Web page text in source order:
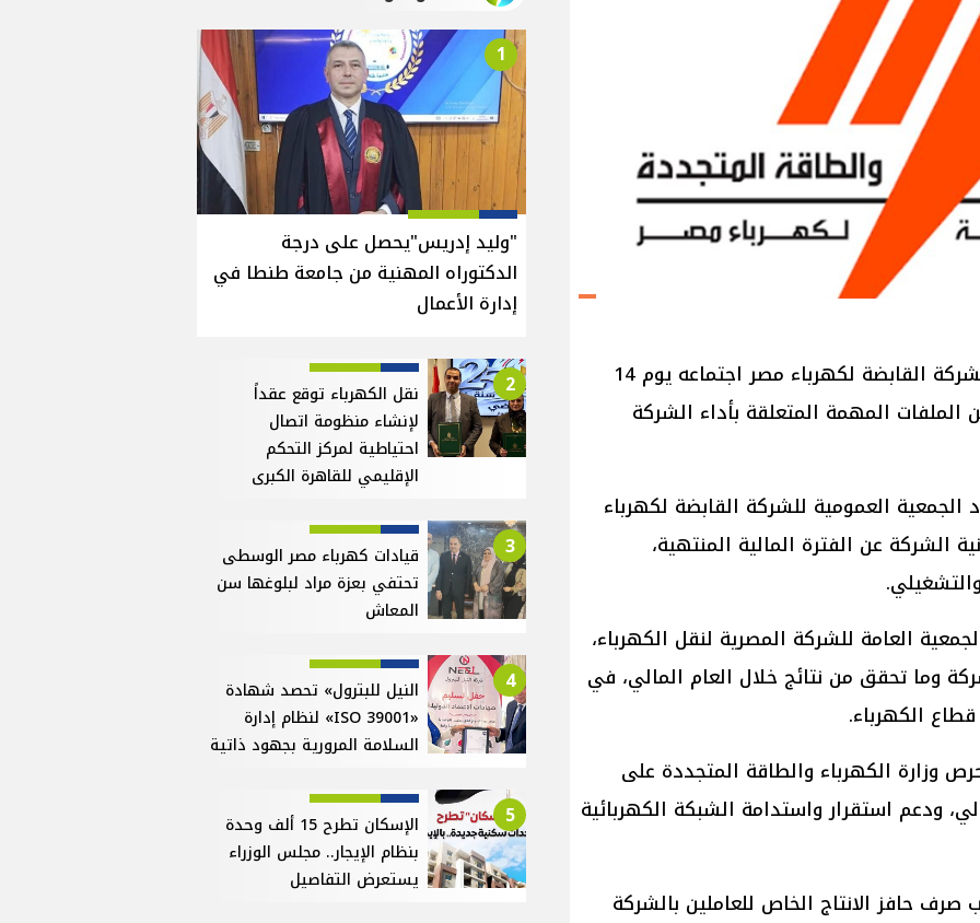
من المقرر أن يعقد مجلس إدارة الشركة القابضة لكهرباء مصر اجتماعه يوم 14
الملفات المهمة المتعلقة بأداء الشركة
الجمعية العمومية للشركة القابضة لكهرباء
الشركة عن الفترة المالية المنتهية،
العامة للشركة المصرية لنقل الكهرباء،
وما تحقق من نتائج خلال العام المالي، في
قطاع الكهرباء.
وزارة الكهرباء والطاقة المتجددة على
ودعم استقرار واستدامة الشبكة الكهربائية
حافز الانتاج الخاص للعاملين بالشركة
1
"وليد إدريس"يحصل على درجة
الدكتوراه المهنية من جامعة طنطا في
إدارة الأعمال
2
نقل الكهرباء توقع عقداً
لإنشاء منظومة اتصال
احتياطية لمركز التحكم
الإقليمي للقاهرة الكبرى
3
قيادات كهرباء مصر الوسطى
تحتفي بعزة مراد لبلوغها سن
المعاش
4
النيل للبترول» تحصد شهادة
«ISO 39001» لنظام إدارة
السلامة المرورية بجهود ذاتية
5
الإسكان تطرح 15 ألف وحدة
بنظام الإيجار.. مجلس الوزراء
يستعرض التفاصيل